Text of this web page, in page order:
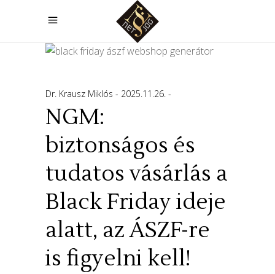
Dr. Krausz Miklós 2025.11.26.
NGM:
biztonságos és
tudatos vásárlás a
Black Friday ideje
alatt, az ÁSZF-re
is figyelni kell!